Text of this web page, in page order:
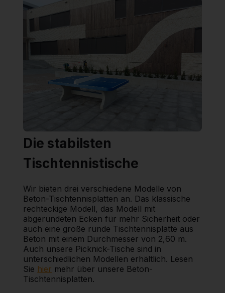
Die stabilsten
Tischtennistische
Wir bieten drei verschiedene Modelle von
Beton-Tischtennisplatten an. Das klassische
rechteckige Modell, das Modell mit
abgerundeten Ecken für mehr Sicherheit oder
auch eine große runde Tischtennisplatte aus
Beton mit einem Durchmesser von 2,60 m.
Auch unsere Picknick-Tische sind in
unterschiedlichen Modellen erhältlich. Lesen
Sie hier mehr über unsere Beton-
Tischtennisplatten.